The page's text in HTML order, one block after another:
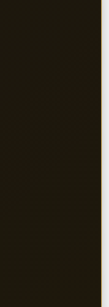
van PT-141?
met andere
vrouwen?